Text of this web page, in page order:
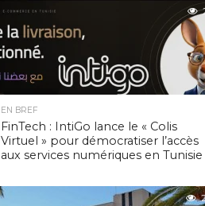
EN BREF
FinTech : IntiGo lance le « Colis
Virtuel » pour démocratiser l’accès
aux services numériques en Tunisie